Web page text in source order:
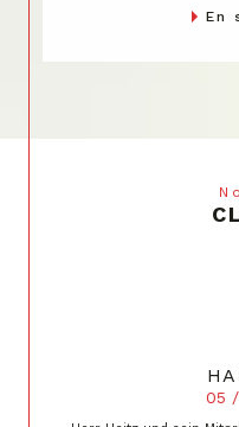
05
Herr Heitz und sein